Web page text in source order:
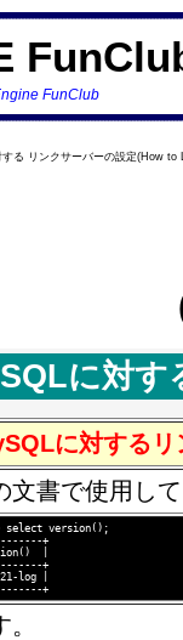
FunClub
る リンクサーバーの設定(How
に対す
に対する
文書で使用し
select version();
+
|
+
log |